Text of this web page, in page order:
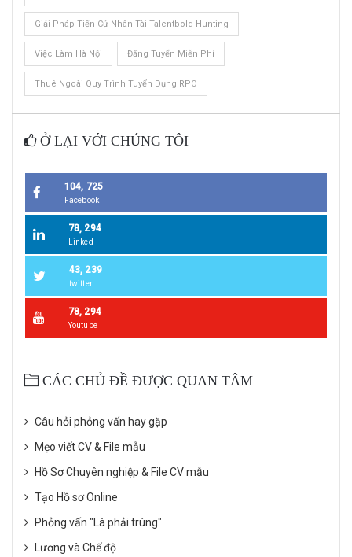
Giải Pháp Tiến Cử Nhân Tài Talentbold-Hunting
Việc Làm Hà Nội Đăng Tuyển Miễn Phí
Thuê Ngoài Quy Trình Tuyển Dụng RPO
Ở LẠI VỚI CHÚNG TÔI
104, 725
Facebook
78, 294
Linked
43, 239
twitter
78, 294
Youtube
CÁC CHỦ ĐỀ ĐƯỢC QUAN TÂM
Câu hỏi phỏng vấn hay gặp
Mẹo viết CV & File mẫu
Hồ Sơ Chuyên nghiệp & File CV mẫu
Tạo Hồ sơ Online
Phỏng vấn "Là phải trúng"
Lương và Chế độ